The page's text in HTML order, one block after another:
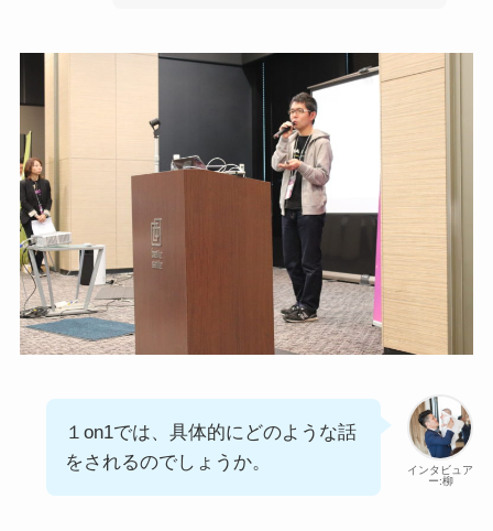
インタビュア
ー:柳
１on1では、具体的にどのような話
をされるのでしょうか。